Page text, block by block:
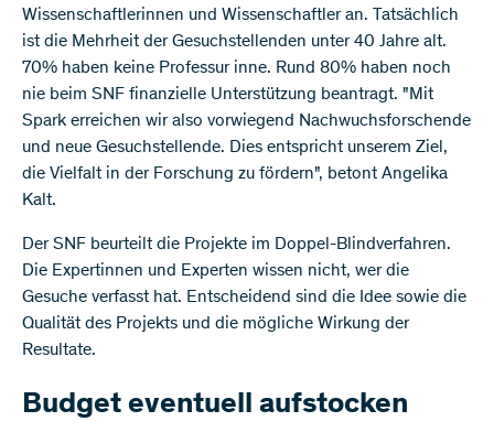
Wissenschaftlerinnen und Wissenschaftler an. Tatsächlich
ist die Mehrheit der Gesuchstellenden unter 40 Jahre alt.
70% haben keine Professur inne. Rund 80% haben noch
nie beim SNF finanzielle Unterstützung beantragt. "Mit
Spark erreichen wir also vorwiegend Nachwuchsforschende
und neue Gesuchstellende. Dies entspricht unserem Ziel,
die Vielfalt in der Forschung zu fördern", betont Angelika
Kalt.
Der SNF beurteilt die Projekte im Doppel-Blindverfahren.
Die Expertinnen und Experten wissen nicht, wer die
Gesuche verfasst hat. Entscheidend sind die Idee sowie die
Qualität des Projekts und die mögliche Wirkung der
Resultate.
Budget eventuell aufstocken